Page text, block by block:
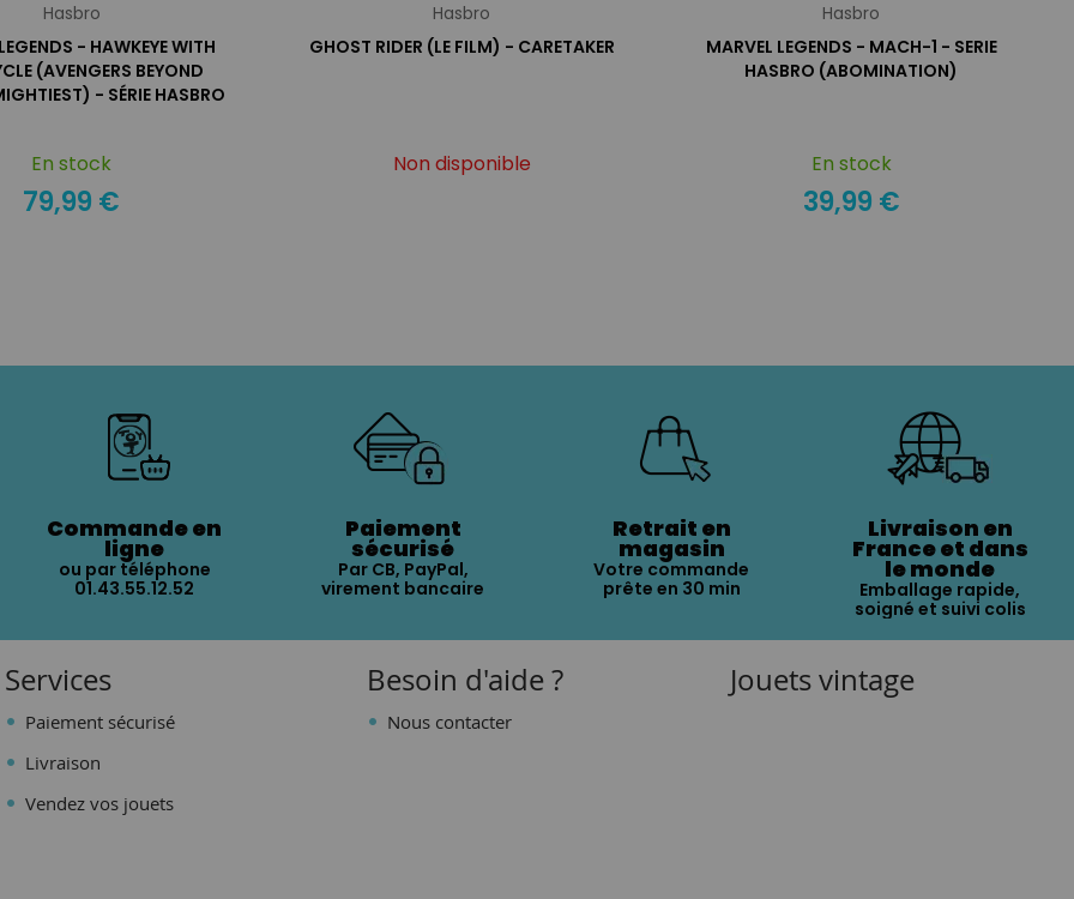
Hasbro
- HAWKEYE WITH
(AVENGERS BEYOND
- SÉRIE HASBRO
En stock
79,99 €
Hasbro
GHOST RIDER (LE FILM) - CARETAKER
Non disponible
Hasbro
MARVEL LEGENDS - MACH-1 - SERIE
HASBRO (ABOMINATION)
En stock
39,99 €
Commande en
ligne
ou par téléphone
01.43.55.12.52
Paiement
sécurisé
Par CB, PayPal,
virement bancaire
Retrait en
magasin
Votre commande
prête en 30 min
Livraison en
France et dans
le monde
Emballage rapide,
soigné et suivi colis
Services
Paiement sécurisé
Livraison
Vendez vos jouets
Besoin d'aide ?
Nous contacter
Jouets vintage